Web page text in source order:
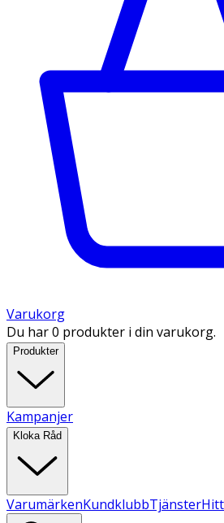
Varukorg
Du har 0 produkter i din varukorg.
Produkter
Kampanjer
Kloka Råd
VarumärkenKundklubbTjänster